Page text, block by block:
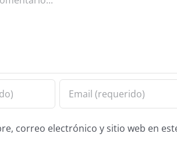
correo electrónico y sitio web en